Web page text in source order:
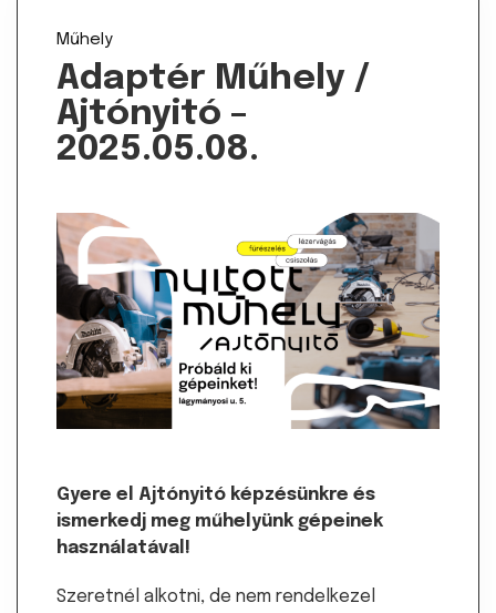
Műhely
Adaptér Műhely /
Ajtónyitó –
2025.05.08.
Gyere el Ajtónyitó képzésünkre és
ismerkedj meg műhelyünk gépeinek
használatával!
Szeretnél alkotni, de nem rendelkezel